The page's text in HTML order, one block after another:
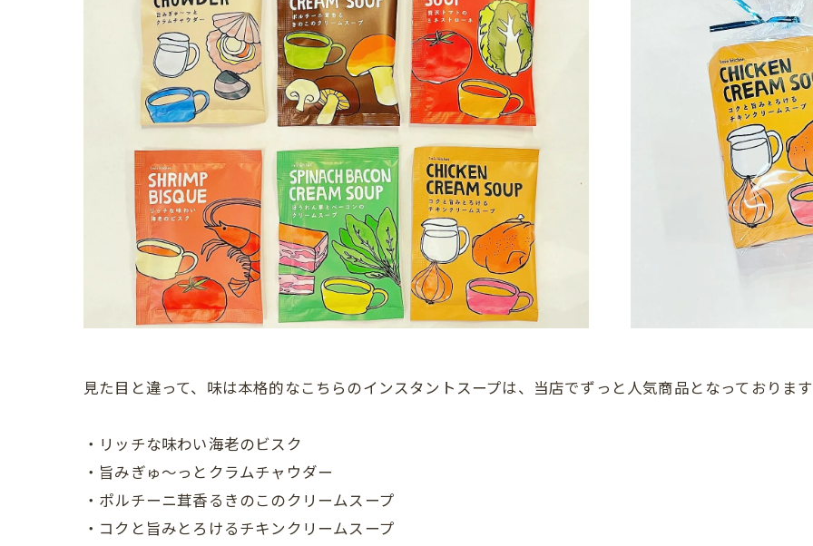
見た目と違って、味は本格的なこちらのインスタントスープは、当店でずっと人気商品となっておりま
・リッチな味わい海老のビスク
・旨みぎゅ〜っとクラムチャウダー
・ポルチーニ茸香るきのこのクリームスープ
・コクと旨みとろけるチキンクリームスープ